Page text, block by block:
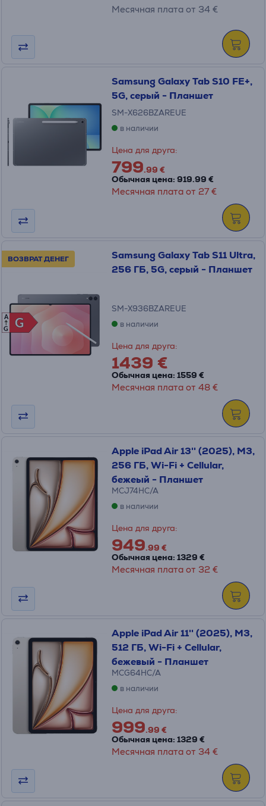
Месячная плата от 34 €
Samsung Galaxy Tab S10 FE+,
5G, серый - Планшет
SM-X626BZAREUE
в наличии
Цена для друга:
799.99 €
Обычная цена: 919.99 €
Месячная плата от 27 €
ВОЗВРАТ ДЕНЕГ
G
G
A
G
Samsung Galaxy Tab S11 Ultra,
256 ГБ, 5G, серый - Планшет
SM-X936BZAREUE
в наличии
Цена для друга:
1439 €
Обычная цена: 1559 €
Месячная плата от 48 €
Apple iPad Air 13'' (2025), M3,
256 ГБ, Wi-Fi + Cellular,
бежеый - Планшет
MCJ74HC/A
в наличии
Цена для друга:
949.99 €
Обычная цена: 1329 €
Месячная плата от 32 €
Apple iPad Air 11'' (2025), M3,
512 ГБ, Wi-Fi + Cellular,
бежевый - Планшет
MCG64HC/A
в наличии
Цена для друга:
999.99 €
Обычная цена: 1329 €
Месячная плата от 34 €